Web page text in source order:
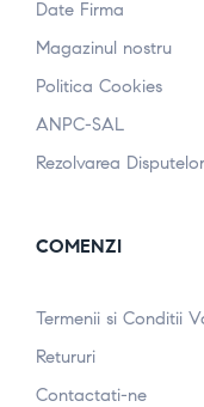
Date Firma
Magazinul nostru
Politica Cookies
ANPC-SAL
Rezolvarea Disputelor
COMENZI
Termenii si Conditii
Retururi
Contactati-ne